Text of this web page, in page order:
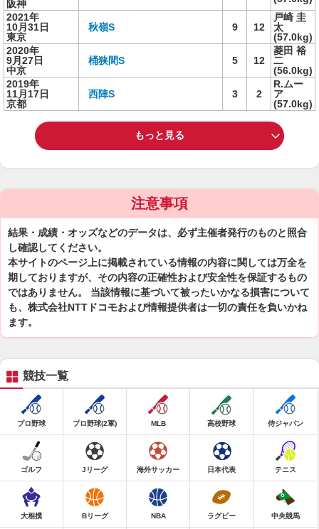
阪神
2021年
10月31日
東京
秋嶺S 9 12
戸崎 圭
太
(57.0kg)
2020年
9月27日
中京
桶狭間S 5 12
菱田 裕
二
(56.0kg)
2019年
11月17日
京都
西陣S 3 2
R.ムー
ア
(57.0kg)
もっと見る
注意事項
結果・成績・オッズなどのデータは、必ず主催者発行のものと照合
し確認してください。
本サイトのページ上に掲載されている情報の内容に関しては万全を
期しておりますが、その内容の正確性および安全性を保証するもの
ではありません。 当該情報に基づいて被ったいかなる損害について
も、株式会社NTTドコモおよび情報提供者は一切の責任を負いかね
ます。
競技一覧
プロ野球 プロ野球(2軍) MLB 高校野球 侍ジャパン
ゴルフ Jリーグ 海外サッカー 日本代表 テニス
大相撲 Bリーグ NBA ラグビー 中央競馬